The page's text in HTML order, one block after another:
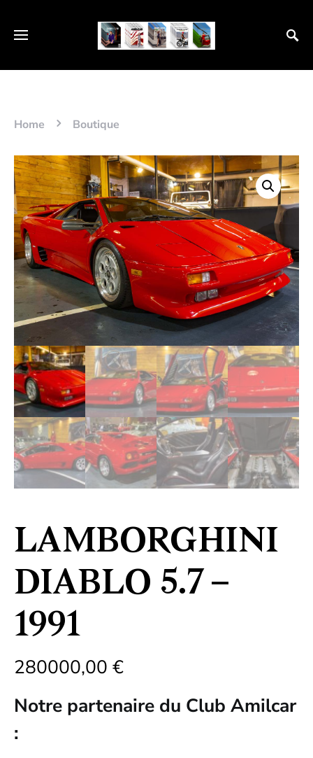
Home Boutique
LAMBORGHINI
DIABLO 5.7 –
1991
280000,00 €
Notre partenaire du Club Amilcar
: